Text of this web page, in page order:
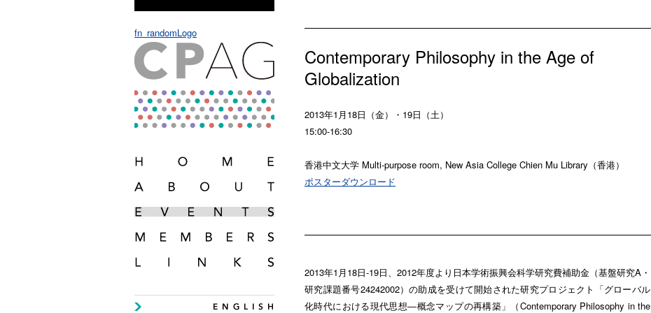
fn_randomLogo
Contemporary Philosophy in the Age of
Globalization
2013年1月18日（金）・19日（土）
15:00-16:30
香港中文大学 Multi-purpose room, New Asia College Chien Mu Library（香港）
ポスターダウンロード
2013年1月18日-19日、2012年度より日本学術振興会科学研究費補助金（基盤研究A・
研究課題番号24242002）の助成を受けて開始された研究プロジェクト「グローバル
化時代における現代思想―概念マップの再構築」（Contemporary Philosophy in the